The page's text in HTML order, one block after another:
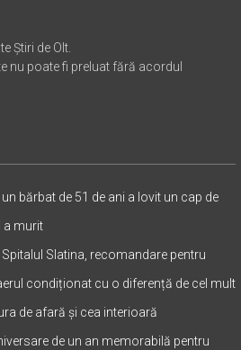
Știri de Olt.
nu poate fi preluat fără acordul
bărbat de 51 de ani a lovit un cap de
a murit
Slatina, recomandare pentru
condiționat cu o diferență de cel mult
de afară și cea interioară
de un an memorabilă pentru